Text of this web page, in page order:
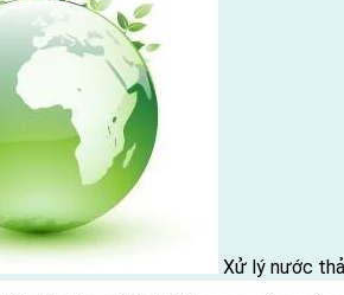
Xử lý nước